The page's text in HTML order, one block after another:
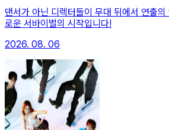
댄서가 아닌 디렉터들이 무대 뒤에서 연출
로운 서바이벌의 시작입니다!
2026. 08. 06